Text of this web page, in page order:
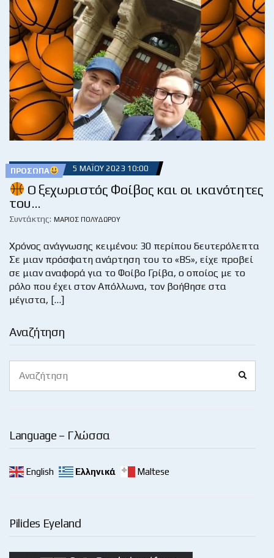
Αναζήτηση
for:
Language – Γλώσσα
English Ελληνικά Maltese
Pilides Eyeland
ΠΡΌΣΩΠΑ 5 ΜΑΪ́ΟΥ 2023 10:00
Ο ξεχωριστός Φοίβος και οι ικανότητες
του…
Συντάκτης: ΜΆΡΙΟΣ ΠΟΛΥΔΏΡΟΥ
Χρόνος ανάγνωσης κειμένου: 30 περίπου δευτερόλεπτα
Σε μιαν πρόσφατη ανάρτηση του το «BS», είχε προβεί
σε μιαν αναφορά για το Φοίβο Γρίβα, ο οποίος με το
ρόλο που έχει στον Απόλλωνα, τον βοήθησε στα
μέγιστα, […]